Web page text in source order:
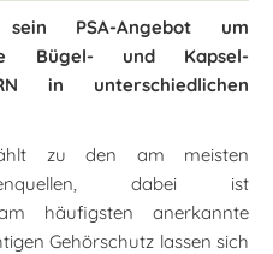
sein PSA-Angebot um
Bügel- und Kapsel-
in unterschiedlichen
zu den am meisten
dabei ist
häufigsten anerkannte
Gehörschutz lassen sich